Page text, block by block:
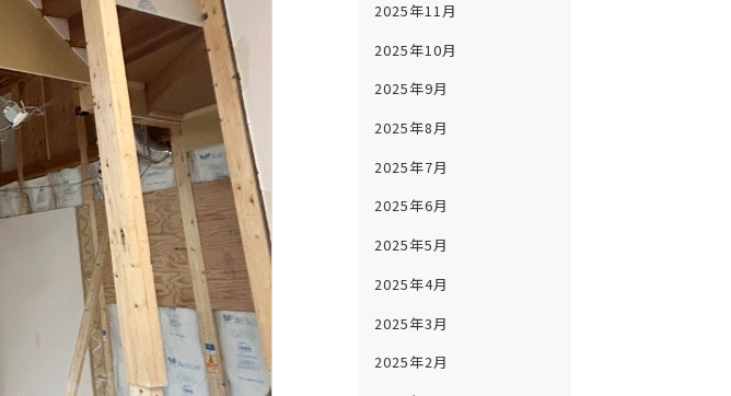
2025年11月
2025年10月
2025年9月
2025年8月
2025年7月
2025年6月
2025年5月
2025年4月
2025年3月
2025年2月